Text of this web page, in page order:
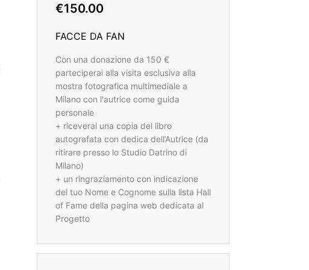
€150.00
FACCE DA FAN
Con una donazione da 150 €
parteciperai alla visita esclusiva alla
mostra fotografica multimediale a
Milano con l'autrice come guida
personale
+ riceverai una copia del libro
autografata con dedica dell’Autrice (da
ritirare presso lo Studio Datrino di
Milano)
+ un ringraziamento con indicazione
del tuo Nome e Cognome sulla lista Hall
of Fame della pagina web dedicata al
Progetto